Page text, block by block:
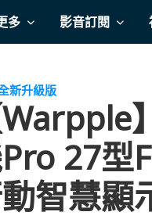
多 影音訂閱
新升級版
Warpple
27型
智慧顯